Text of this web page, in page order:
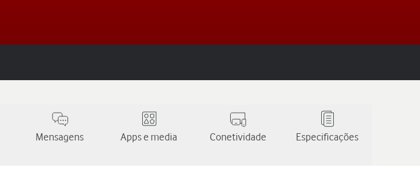
Mensagens Apps e media Conetividade Especificações